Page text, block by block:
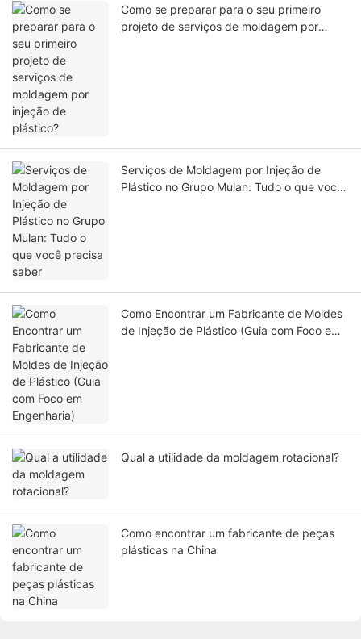
Como se preparar para o seu primeiro
projeto de serviços de moldagem por
Serviços de Moldagem por Injeção de
Plástico no Grupo Mulan: Tudo o que você
Como Encontrar um Fabricante de Moldes
de Injeção de Plástico (Guia com Foco em
Qual a utilidade da moldagem rotacional?
Como encontrar um fabricante de peças
plásticas na China